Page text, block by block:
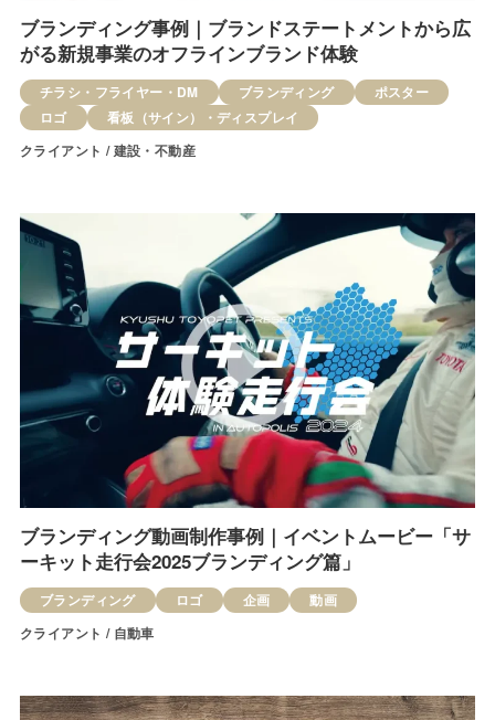
ブランディング事例｜ブランドステートメントから広
がる新規事業のオフラインブランド体験
チラシ・フライヤー・DM ブランディング
ポスター
ロゴ
看板（サイン）・ディスプレイ
クライアント / 建設・不動産
ブランディング動画制作事例｜イベントムービー「サ
ーキット走行会2025ブランディング篇」
ブランディング ロゴ 企画
動画
クライアント / 自動車